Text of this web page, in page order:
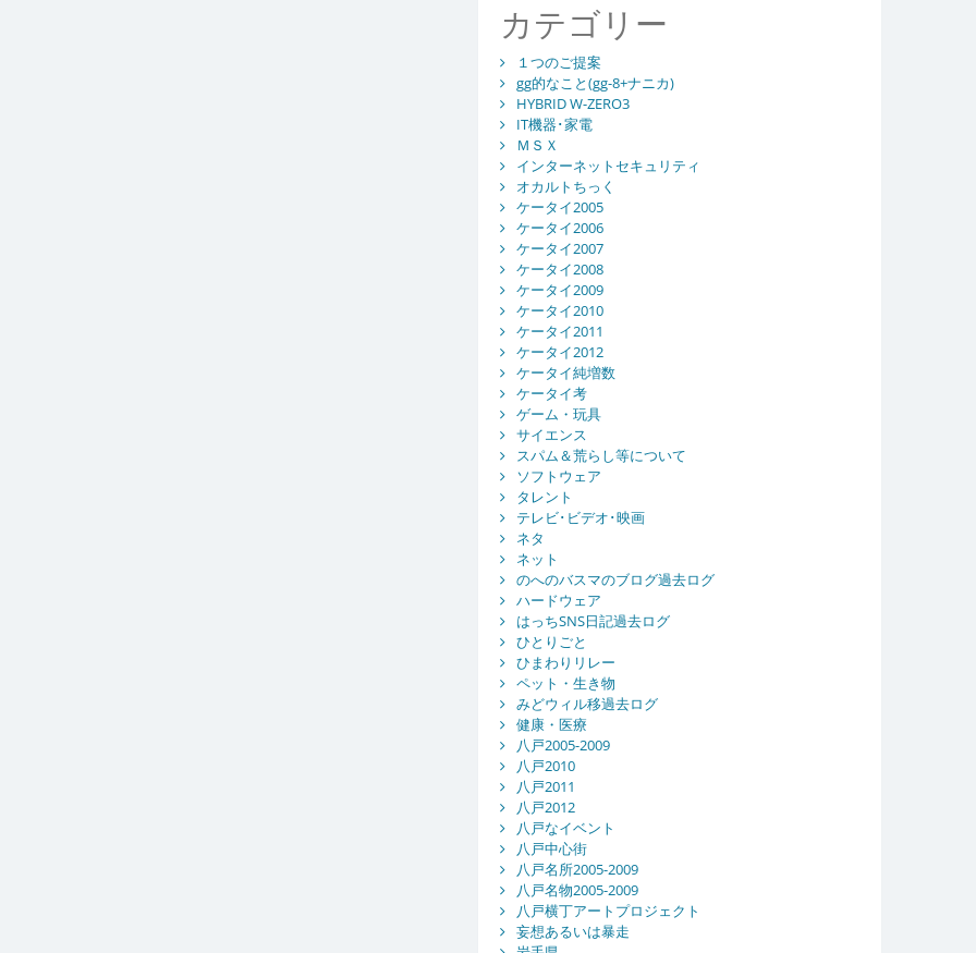
カテゴリー
１つのご提案
gg的なこと(gg-8+ナニカ)
HYBRID W-ZERO3
IT機器･家電
ＭＳＸ
インターネットセキュリティ
オカルトちっく
ケータイ2005
ケータイ2006
ケータイ2007
ケータイ2008
ケータイ2009
ケータイ2010
ケータイ2011
ケータイ2012
ケータイ純増数
ケータイ考
ゲーム・玩具
サイエンス
スパム＆荒らし等について
ソフトウェア
タレント
テレビ･ビデオ･映画
ネタ
ネット
のへのバスマのブログ過去ログ
ハードウェア
はっちSNS日記過去ログ
ひとりごと
ひまわりリレー
ペット・生き物
みどウィル移過去ログ
健康・医療
八戸2005-2009
八戸2010
八戸2011
八戸2012
八戸なイベント
八戸中心街
八戸名所2005-2009
八戸名物2005-2009
八戸横丁アートプロジェクト
妄想あるいは暴走